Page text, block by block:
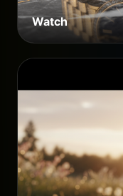
Watch